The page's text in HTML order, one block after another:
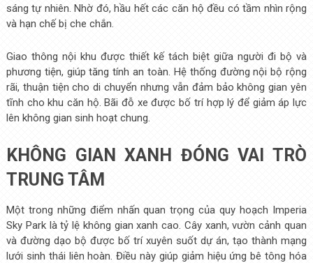
sáng tự nhiên. Nhờ đó, hầu hết các căn hộ đều có tầm nhìn rộng
và hạn chế bị che chắn.
Giao thông nội khu được thiết kế tách biệt giữa người đi bộ và
phương tiện, giúp tăng tính an toàn. Hệ thống đường nội bộ rộng
rãi, thuận tiện cho di chuyển nhưng vẫn đảm bảo không gian yên
tĩnh cho khu căn hộ. Bãi đỗ xe được bố trí hợp lý để giảm áp lực
lên không gian sinh hoạt chung.
KHÔNG GIAN XANH ĐÓNG VAI TRÒ
TRUNG TÂM
Một trong những điểm nhấn quan trọng của quy hoạch Imperia
Sky Park là tỷ lệ không gian xanh cao. Cây xanh, vườn cảnh quan
và đường dạo bộ được bố trí xuyên suốt dự án, tạo thành mạng
lưới sinh thái liên hoàn. Điều này giúp giảm hiệu ứng bê tông hóa